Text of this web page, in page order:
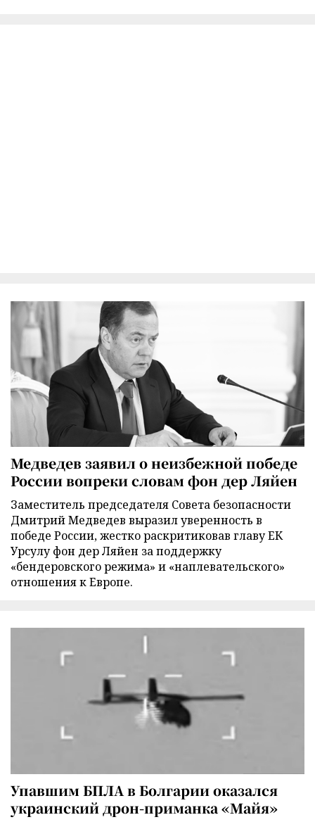
Медведев заявил о неизбежной победе
России вопреки словам фон дер Ляйен
Заместитель председателя Совета безопасности
Дмитрий Медведев выразил уверенность в
победе России, жестко раскритиковав главу ЕК
Урсулу фон дер Ляйен за поддержку
«бендеровского режима» и «наплевательского»
отношения к Европе.
Упавшим БПЛА в Болгарии оказался
украинский дрон-приманка «Майя»